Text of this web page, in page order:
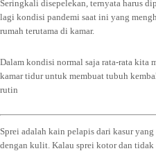
Seringkali disepelekan, ternyata harus
lagi kondisi pandemi saat ini yang
rumah terutama di kamar.
Dalam kondisi normal saja rata-rata kita
kamar tidur untuk membuat tubuh
rutin
Sprei adalah kain pelapis dari kasur
dengan kulit. Kalau sprei kotor dan